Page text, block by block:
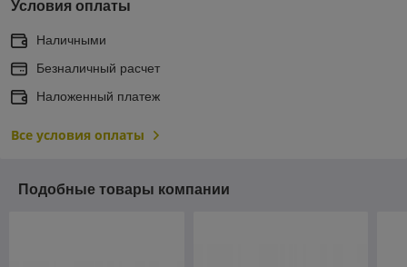
Условия оплаты
Наличными
Безналичный расчет
Наложенный платеж
Все условия оплаты
Подобные товары компании